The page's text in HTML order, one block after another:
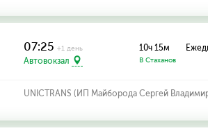
07:25+1 день
Автовокзал
10ч 15м
В Стаханов
UNICTRANS (ИП Майборода Сергей